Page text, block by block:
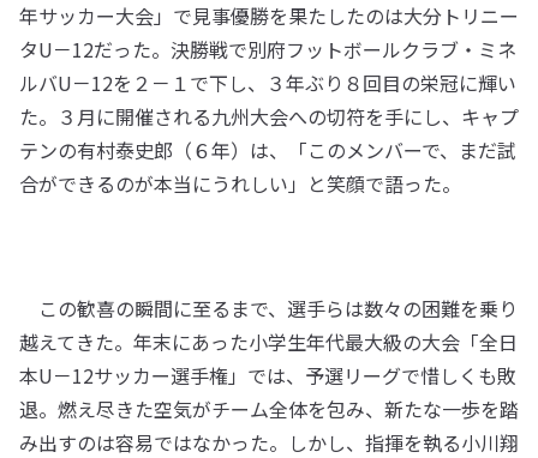
年サッカー大会」で見事優勝を果たしたのは大分トリニー
タU－12だった。決勝戦で別府フットボールクラブ・ミネ
ルバU－12を２－１で下し、３年ぶり８回目の栄冠に輝い
た。３月に開催される九州大会への切符を手にし、キャプ
テンの有村泰史郎（６年）は、「このメンバーで、まだ試
合ができるのが本当にうれしい」と笑顔で語った。
この歓喜の瞬間に至るまで、選手らは数々の困難を乗り
越えてきた。年末にあった小学生年代最大級の大会「全日
本U－12サッカー選手権」では、予選リーグで惜しくも敗
退。燃え尽きた空気がチーム全体を包み、新たな一歩を踏
み出すのは容易ではなかった。しかし、指揮を執る小川翔